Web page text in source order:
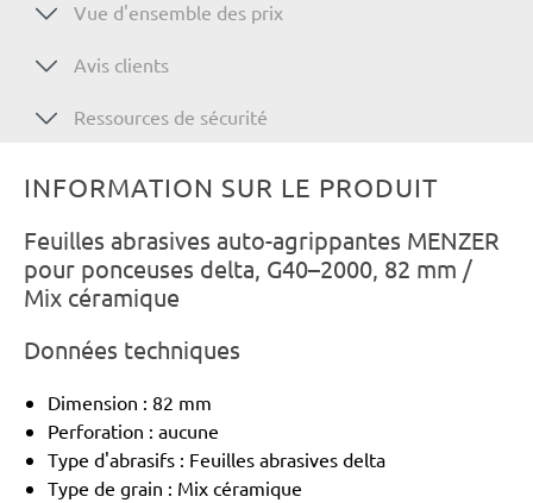
Vue d'ensemble des prix
Avis clients
Ressources de sécurité
INFORMATION SUR LE PRODUIT
Feuilles abrasives auto-agrippantes MENZER
pour ponceuses delta, G40–2000, 82 mm /
Mix céramique
Données techniques
Dimension : 82 mm
Perforation : aucune
Type d'abrasifs : Feuilles abrasives delta
Type de grain : Mix céramique